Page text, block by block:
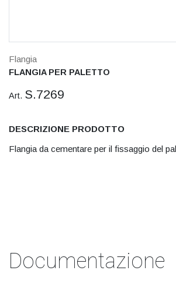
Flangia
FLANGIA PER PALETTO
Art. S.7269
DESCRIZIONE PRODOTTO
Flangia da cementare per il fissaggio del
Documentazione